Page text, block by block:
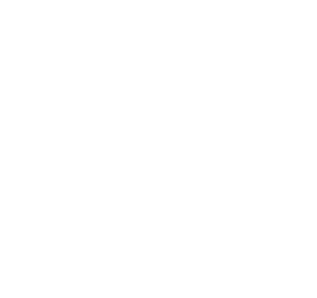
FRETE